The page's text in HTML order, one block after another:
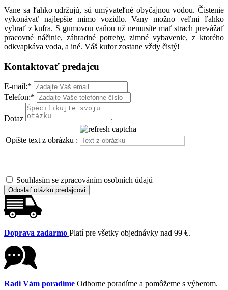
Vane sa ľahko udržujú, sú umývateľné obyčajnou vodou. Čistenie
vykonávať najlepšie mimo vozidlo. Vany možno veľmi ľahko
vybrať z kufra. S gumovou vaňou už nemusíte mať strach prevážať
pracovné náčinie, záhradné potreby, zimné vybavenie, z ktorého
odkvapkáva voda, a iné. Váš kufor zostane vždy čistý!
Kontaktovať predajcu
E-mail:*
Telefon:*
Dotaz
Opíšte text z obrázku :
Souhlasím se zpracováním osobních údajů
Odoslať otázku predajcovi
Doprava zadarmo Platí pre všetky objednávky nad 99 €.
Radi Vám poradíme Odborne poradíme a pomôžeme s výberom.